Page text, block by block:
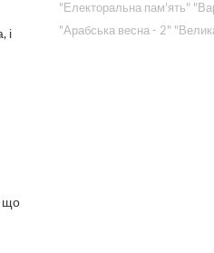
і
що
"Електоральна пам'ять"
"Арабська весна - 2"